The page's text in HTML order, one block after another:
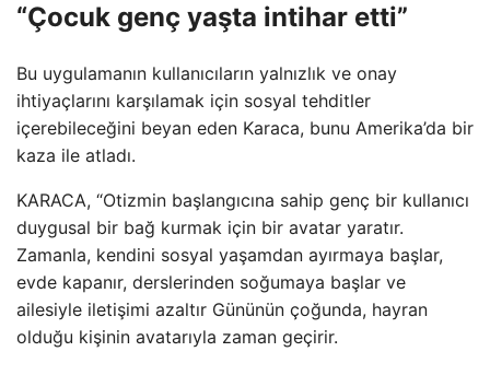
“Çocuk genç yaşta intihar etti”
Bu uygulamanın kullanıcıların yalnızlık ve onay
ihtiyaçlarını karşılamak için sosyal tehditler
içerebileceğini beyan eden Karaca, bunu Amerika’da bir
kaza ile atladı.
KARACA, “Otizmin başlangıcına sahip genç bir kullanıcı
duygusal bir bağ kurmak için bir avatar yaratır.
Zamanla, kendini sosyal yaşamdan ayırmaya başlar,
evde kapanır, derslerinden soğumaya başlar ve
ailesiyle iletişimi azaltır Gününün çoğunda, hayran
olduğu kişinin avatarıyla zaman geçirir.